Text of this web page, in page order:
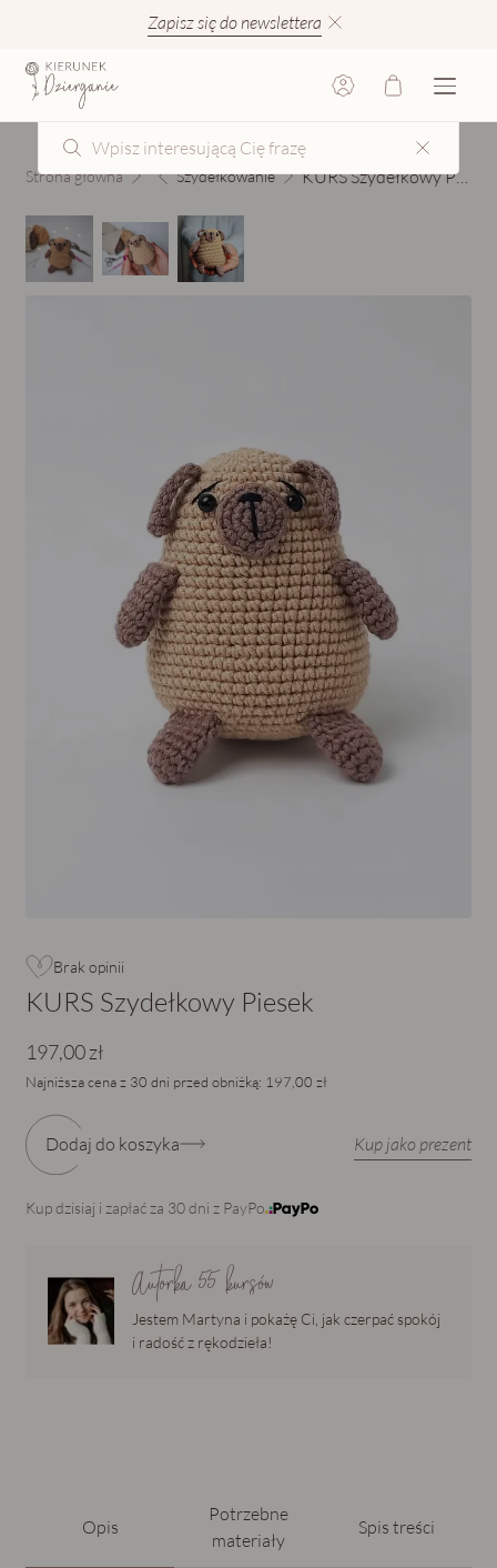
Zapisz się do newslettera
Strona główna Szydełkowanie KURS Szydełkowy Piesek
Brak opinii
KURS Szydełkowy Piesek
197,00 zł
Najniższa cena z 30 dni przed obniżką: 197,00 zł
Dodaj do koszyka Kup jako prezent
Kup dzisiaj i zapłać za 30 dni z PayPo
Autorka55kursów
Jestem Martyna i pokażę Ci, jak czerpać spokój
i radość z rękodzieła!
Opis
Potrzebne
materiały
Spis treści